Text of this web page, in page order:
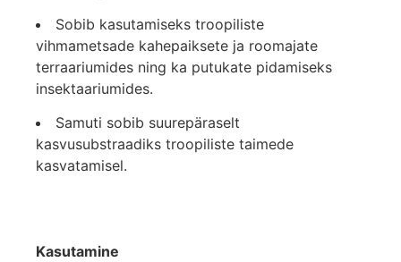
Sobib kasutamiseks troopiliste
vihmametsade kahepaiksete ja roomajate
terraariumides ning ka putukate pidamiseks
insektaariumides.
Samuti sobib suurepäraselt
kasvusubstraadiks troopiliste taimede
kasvatamisel.
Kasutamine